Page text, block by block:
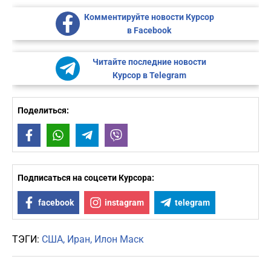
Комментируйте новости Курсор
в Facebook
Читайте последние новости
Курсор в Telegram
Поделиться:
FacebookWhatsAppTelegram
Подписаться на соцсети Курсора:
facebook instagram telegram
ТЭГИ: США Иран Илон Маск